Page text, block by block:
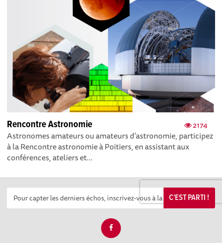
2174
Rencontre Astronomie
Astronomes amateurs ou amateurs d’astronomie, participez
à la Rencontre astronomie à Poitiers, en assistant aux
conférences, ateliers et...
C'EST PARTI !